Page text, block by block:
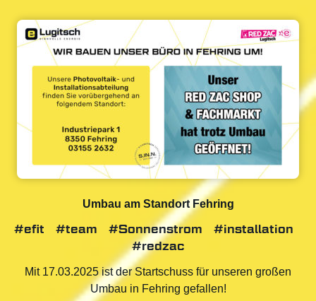
Umbau am Standort Fehring
#efit #team #Sonnenstrom
#installation
#redzac
Mit 17.03.2025 ist der Startschuss für unseren großen
Umbau in Fehring gefallen!